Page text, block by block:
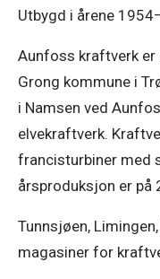
Utbygd i årene
Aunfoss kraftverk er
Grong kommune i
i Namsen ved
elvekraftverk.
francisturbiner med
årsproduksjon er på
Tunnsjøen,
magasiner for